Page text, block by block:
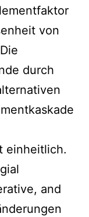
von
durch
einheitlich.
and